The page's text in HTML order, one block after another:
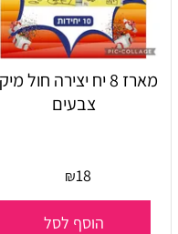
מארז 8 יח יצירה חול
צבעים
₪18
הוסף לסל